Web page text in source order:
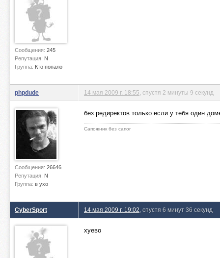
Сообщения: 245
Репутация: N
Группа: Кто попало
phpdude
Сообщения: 26646
Репутация: N
Группа: в ухо
14 мая 2009 г. 18:55 , спустя 2 минуты 9 секунд
без редиректов только если у тебя один
Сапожник без сапог
CyberSport 14 мая 2009 г. 19:02 , спустя 6 минут 36 секунд
хуево